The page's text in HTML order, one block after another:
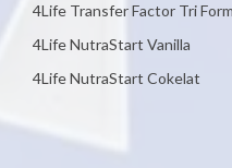
4Life Transfer Factor Tri
4Life NutraStart Vanilla
4Life NutraStart Cokelat